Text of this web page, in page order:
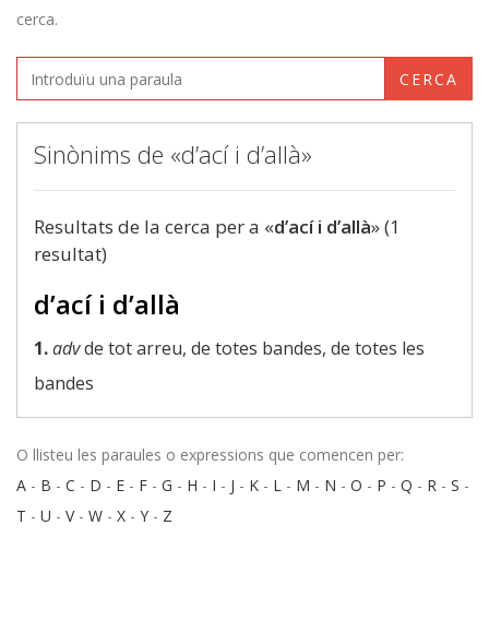
cerca.
CERCA
Sinònims de «d’ací i d’allà»
Resultats de la cerca per a «d’ací i d’allà» (1
resultat)
d’ací i d’allà
1.advde tot arreu, de totes bandes, de totes les
bandes
O llisteu les paraules o expressions que comencen per:
A - B - C - D - E - F - G - H - I - J - K - L - M - N - O - P - Q - R - S -
T - U - V- W - X - Y - Z